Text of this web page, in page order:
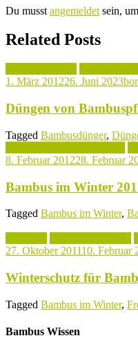
Du musst angemeldet sein,
Related Posts
1. März 201226. Juni 2023
Düngen von
Tagged Bambusdünger,
8. Februar 201228. Februar
Bambus im Winter
Tagged Bambus im Winter,
27. Oktober 201110. Februar
Winterschutz für
Tagged Bambus im Winter,
Bambus Wissen